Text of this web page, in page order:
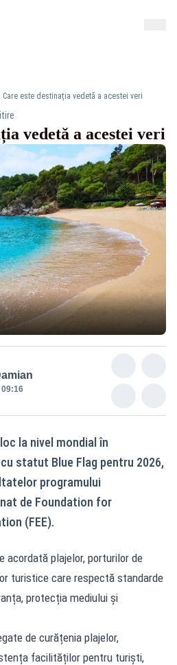
Care este destinația vedetă a acestei veri
vedetă a acestei veri
09:16
la nivel mondial în
statut Blue Flag pentru 2026,
programului
de Foundation for
(FEE).
acordată plajelor, porturilor de
turistice care respectă standarde
protecția mediului și
de curățenia plajelor,
facilităților pentru turiști,